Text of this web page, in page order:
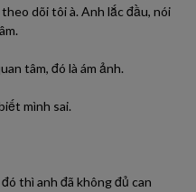
dõi tôi à. Anh lắc đầu, nói
tâm, đó là ám ảnh.
mình sai.
thì anh đã không đủ can